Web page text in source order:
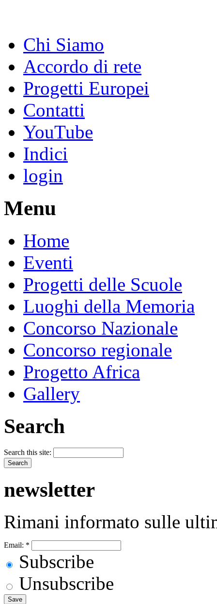
Chi Siamo
Accordo di rete
Progetti Europei
Contatti
YouTube
Indici
login
Menu
Home
Eventi
Progetti delle Scuole
Luoghi della Memoria
Concorso Nazionale
Concorso regionale
Progetto Africa
Gallery
Search
Search this site:
newsletter
Rimani informato sulle
Email: *
Subscribe
Unsubscribe